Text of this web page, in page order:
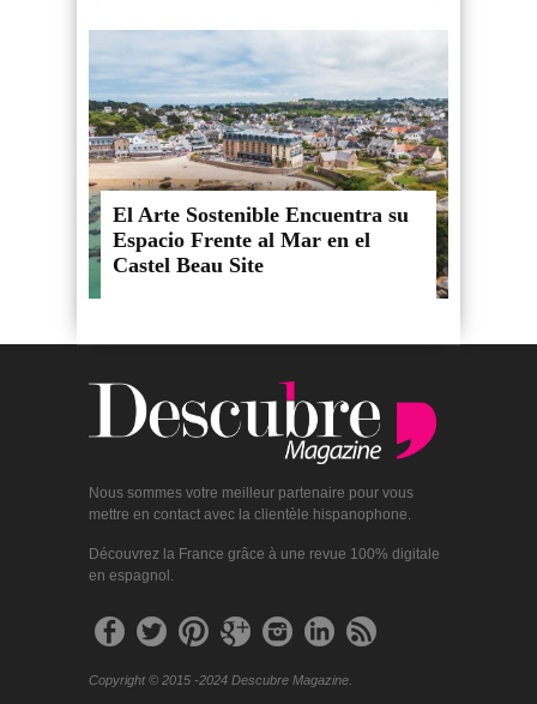
El Arte Sostenible Encuentra su
Espacio Frente al Mar en el
Castel Beau Site
Nous sommes votre meilleur partenaire pour vous
mettre en contact avec la clientèle hispanophone.
Découvrez la France grâce à une revue 100% digitale
en espagnol.
Copyright © 2015 -2024 Descubre Magazine.